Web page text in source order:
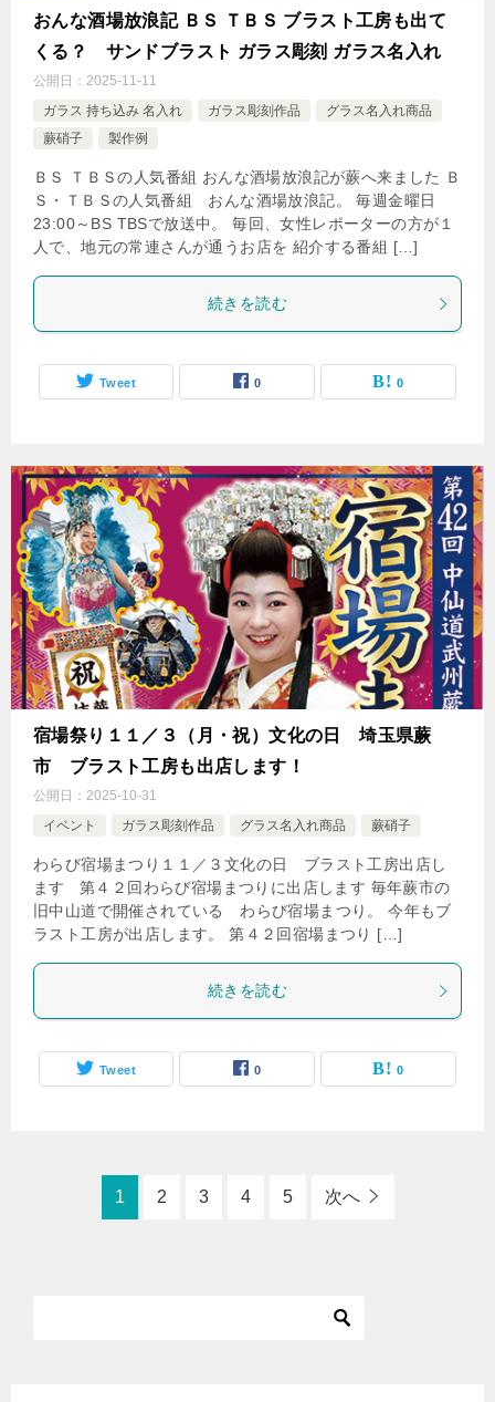
おんな酒場放浪記 ＢＳ ＴＢＳ ブラスト工房も出て
くる？ サンドブラスト ガラス彫刻 ガラス名入れ
公開日： 2025-11-11
ガラス 持ち込み 名入れ
ガラス彫刻作品
グラス名入れ商品
蕨硝子
製作例
ＢＳ ＴＢＳの人気番組 おんな酒場放浪記が蕨へ来ました Ｂ
Ｓ・ＴＢＳの人気番組 おんな酒場放浪記。 毎週金曜日
23:00～BS TBSで放送中。 毎回、女性レポーターの方が１
人で、地元の常連さんが通うお店を 紹介する番組 […]
続きを読む
Tweet 0 0
宿場祭り１１／３（月・祝）文化の日 埼玉県蕨
市 ブラスト工房も出店します！
公開日： 2025-10-31
イベント
ガラス彫刻作品 グラス名入れ商品 蕨硝子
わらび宿場まつり１１／３文化の日 ブラスト工房出店し
ます 第４２回わらび宿場まつりに出店します 毎年蕨市の
旧中山道で開催されている わらび宿場まつり。 今年もブ
ラスト工房が出店します。 第４２回宿場まつり […]
続きを読む
Tweet 0 0
1 2 3 4 5 次へ